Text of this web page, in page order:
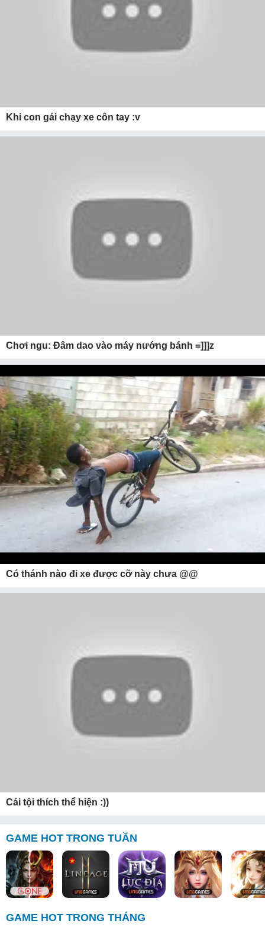
Khi con gái chạy xe côn tay :v
Chơi ngu: Đâm dao vào máy nướng bánh =]]]z
Có thánh nào đi xe được cỡ này chưa @@
Cái tội thích thể hiện :))
GAME HOT TRONG TUẦN
GAME HOT TRONG THÁNG